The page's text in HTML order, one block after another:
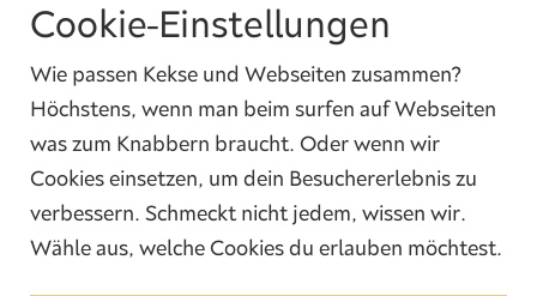
Ja, ich habe dieDatenschutzbedingungengelesen und ich bin damit
Cookie-Einstellungen
Wie passen Kekse und Webseiten zusammen?
Höchstens, wenn man beim surfen auf Webseiten
was zum Knabbern braucht. Oder wenn wir
Cookies einsetzen, um dein Besuchererlebnis zu
verbessern. Schmeckt nicht jedem, wissen wir.
Wähle aus, welche Cookies du erlauben möchtest.